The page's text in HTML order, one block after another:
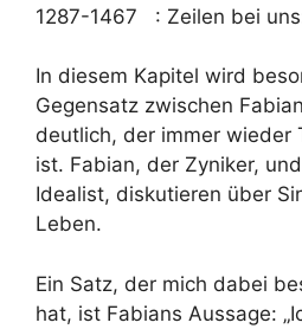
1287-1467 : Zeilen bei
In diesem Kapitel wird
Gegensatz zwischen
deutlich, der immer wieder
ist. Fabian, der Zyniker,
Idealist, diskutieren über
Leben.
Ein Satz, der mich dabei
hat, ist Fabians Aussage: